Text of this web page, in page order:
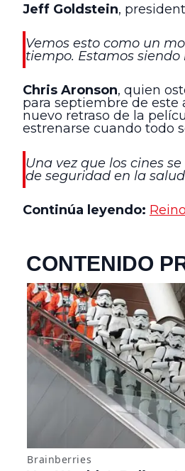
Jeff Goldstein,
Vemos esto como un
tiempo. Estamos
Chris Aronson, quien
para septiembre de
nuevo retraso de la
estrenarse cuando todo
Una vez que los cines
de seguridad en la
Continúa leyendo: